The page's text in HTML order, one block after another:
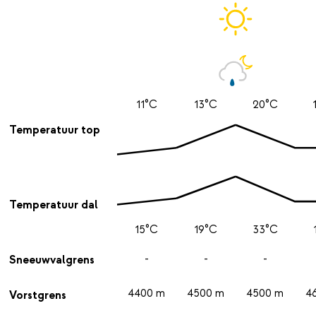
Temperatuur top
Temperatuur dal
Sneeuwvalgrens
Vorstgrens
11°C
15°C
-
4400 m
13°C
19°C
-
4500 m
20°C
33°C
-
4500 m